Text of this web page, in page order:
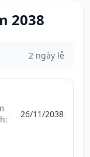
2038
2 ngày lễ
26/11/2038